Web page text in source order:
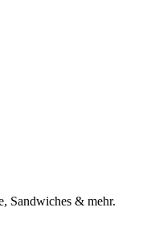
Sandwiches & mehr.